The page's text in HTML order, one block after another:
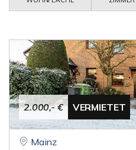
2.000,- € VERMIETET
Mainz